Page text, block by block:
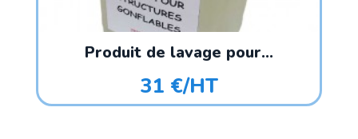
Produit de lavage pour...
31 €/HT